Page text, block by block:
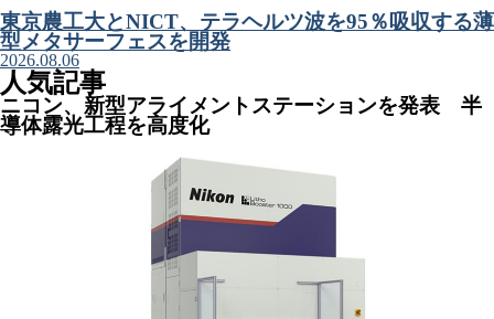
東京農工大とNICT、テラヘルツ波を95％吸収する薄
型メタサーフェスを開発
2026.08.06
人気記事
ニコン、新型アライメントステーションを発表 半
導体露光工程を高度化